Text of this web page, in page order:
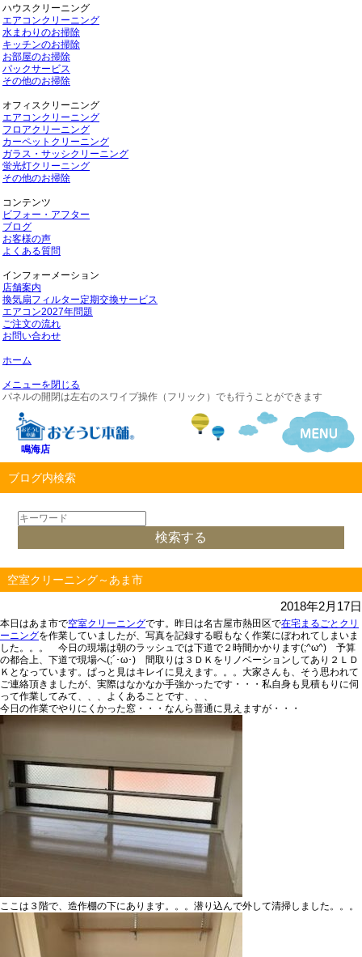
ハウスクリーニング
エアコンクリーニング
水まわりのお掃除
キッチンのお掃除
お部屋のお掃除
パックサービス
その他のお掃除
オフィスクリーニング
エアコンクリーニング
フロアクリーニング
カーペットクリーニング
ガラス・サッシクリーニング
蛍光灯クリーニング
その他のお掃除
コンテンツ
ビフォー・アフター
ブログ
お客様の声
よくある質問
インフォーメーション
店舗案内
換気扇フィルター定期交換サービス
エアコン2027年問題
ご注文の流れ
お問い合わせ
ホーム
メニューを閉じる
パネルの開閉は左右のスワイプ操作（フリック）でも行うことができます
鳴海店
ブログ内検索
空室クリーニング～あま市
2018年2月17日
本日はあま市で空室クリーニングです。昨日は名古屋市熱田区で在宅まるごとクリ
ーニングを作業していましたが、写真を記録する暇もなく作業にぼわれてしまいま
した。。。 今日の現場は朝のラッシュでは下道で２時間かかります(;^ω^) 予算
の都合上、下道で現場へ(;´･ω･) 間取りは３ＤＫをリノベーションしてあり２ＬＤ
Ｋとなっています。ぱっと見はキレイに見えます。。。大家さんも、そう思われて
ご連絡頂きましたが、実際はなかなか手強かったです・・・私自身も見積もりに伺
って作業してみて、、、よくあることです、、、
今日の作業でやりにくかった窓・・・なんら普通に見えますが・・・
ここは３階で、造作棚の下にあります。。。潜り込んで外して清掃しました。。。